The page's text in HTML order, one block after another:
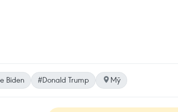
Biden #Donald Trump Mỹ